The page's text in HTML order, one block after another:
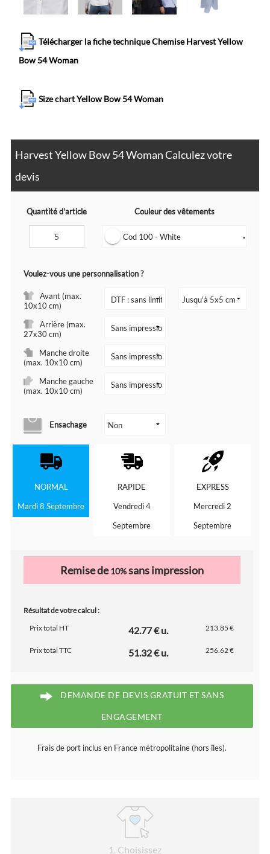
Télécharger la fiche technique Chemise Harvest Yellow
Bow 54 Woman
Size chart Yellow Bow 54 Woman
Harvest Yellow Bow 54 Woman Calculez votre
devis
Quantité d'article Couleur des vêtements
Cod 100 - White ▼
Voulez-vous une personnalisation ?
Avant (max.
10x10 cm)
Arrière (max.
27x30 cm)
Manche droite
(max. 10x10 cm)
Manche gauche
(max. 10x10 cm)
Ensachage
NORMAL
Mardi 8 Septembre
RAPIDE
Vendredi 4
Septembre
EXPRESS
Mercredi 2
Septembre
Remise de10%sans impression
Résultat de votre calcul :
Prix total HT
42.77 € u. 213.85 €
Prix total TTC 51.32 € u. 256.62 €
DEMANDE DE DEVIS GRATUIT ET SANS
ENGAGEMENT
Frais de port inclus en France métropolitaine (hors îles).
1 . Choisissez